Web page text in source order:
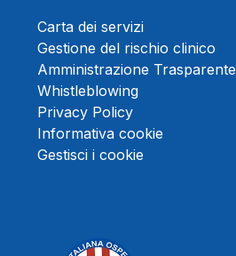
Carta dei servizi
Gestione del rischio clinico
Amministrazione Trasparente
Whistleblowing
Privacy Policy
Informativa cookie
Gestisci i cookie